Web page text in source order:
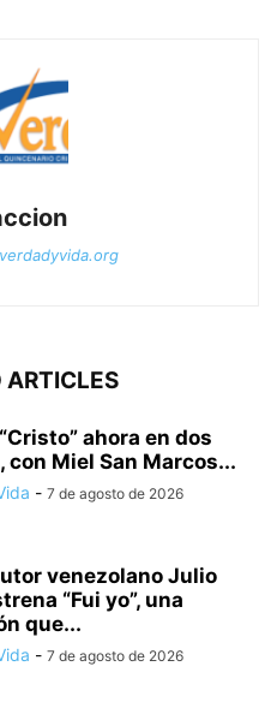
ARTICLES
ahora en dos
con Miel San Marcos...
- 7 de agosto de 2026
venezolano Julio
“Fui yo”, una
que...
- 7 de agosto de 2026